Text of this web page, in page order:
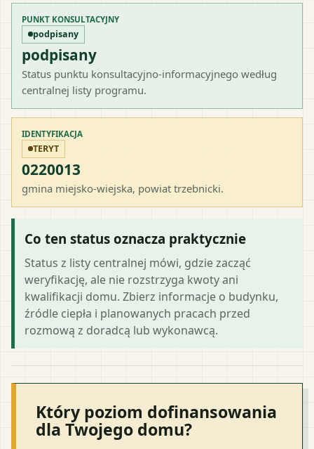
PUNKT KONSULTACYJNY
podpisany
podpisany
Status punktu konsultacyjno-informacyjnego według
centralnej listy programu.
IDENTYFIKACJA
TERYT
0220013
gmina miejsko-wiejska, powiat trzebnicki.
Co ten status oznacza praktycznie
Status z listy centralnej mówi, gdzie zacząć
weryfikację, ale nie rozstrzyga kwoty ani
kwalifikacji domu. Zbierz informacje o budynku,
źródle ciepła i planowanych pracach przed
rozmową z doradcą lub wykonawcą.
Który poziom dofinansowania
dla Twojego domu?